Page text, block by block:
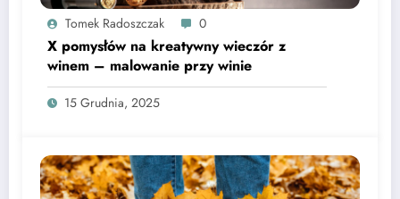
Tomek Radoszczak 0
X pomysłów na kreatywny wieczór z
winem – malowanie przy winie
15 Grudnia, 2025